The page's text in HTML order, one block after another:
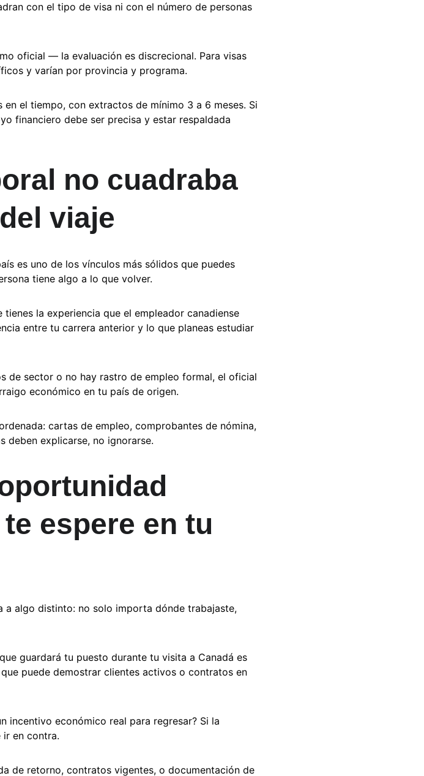
con el tipo de visa ni con el número de personas
oficial — la evaluación es discrecional. Para visas
y varían por provincia y programa.
el tiempo, con extractos de mínimo 3 a 6 meses. Si
financiero debe ser precisa y estar respaldada
no cuadraba
viaje
es uno de los vínculos más sólidos que puedes
tiene algo a lo que volver.
la experiencia que el empleador canadiense
entre tu carrera anterior y lo que planeas estudiar
de sector o no hay rastro de empleo formal, el oficial
económico en tu país de origen.
cartas de empleo, comprobantes de nómina,
deben explicarse, no ignorarse.
espere en tu
a algo distinto: no solo importa dónde trabajaste,
guardará tu puesto durante tu visita a Canadá es
puede demostrar clientes activos o contratos en
incentivo económico real para regresar? Si la
ir en contra.
de retorno, contratos vigentes, o documentación de